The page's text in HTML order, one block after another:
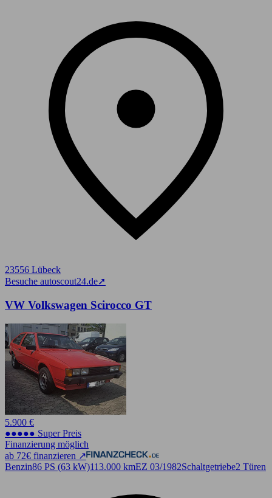
23556 Lübeck
Besuche autoscout24.de➚
VW Volkswagen Scirocco GT
5.900 €
●●●●● Super Preis
Finanzierung möglich
ab 72€ finanzieren ↗
Benzin86 PS (63 kW)113.000 kmEZ 03/1982Schaltgetriebe2 Türen